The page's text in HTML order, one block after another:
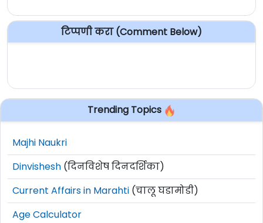
टिप्पणी करा (Comment Below)
Trending Topics
Majhi Naukri
Dinvishesh (दिनविशेष दिनदर्शिका)
Current Affairs in Marahti (चालू घडामोडी)
Age Calculator